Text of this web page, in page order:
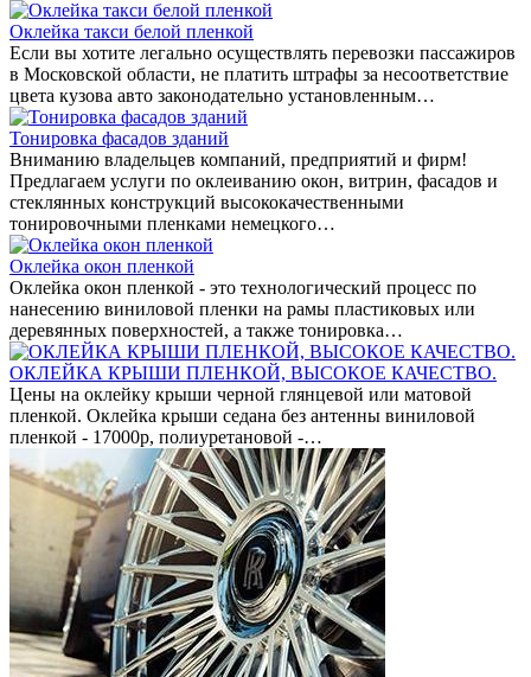
Оклейка такси белой пленкой
Если вы хотите легально осуществлять перевозки пассажиров
в Московской области, не платить штрафы за несоответствие
цвета кузова авто законодательно установленным…
Тонировка фасадов зданий
Вниманию владельцев компаний, предприятий и фирм!
Предлагаем услуги по оклеиванию окон, витрин, фасадов и
стеклянных конструкций высококачественными
тонировочными пленками немецкого…
Оклейка окон пленкой
Оклейка окон пленкой - это технологический процесс по
нанесению виниловой пленки на рамы пластиковых или
деревянных поверхностей, а также тонировка…
ОКЛЕЙКА КРЫШИ ПЛЕНКОЙ, ВЫСОКОЕ КАЧЕСТВО.
Цены на оклейку крыши черной глянцевой или матовой
пленкой. Оклейка крыши седана без антенны виниловой
пленкой - 17000р, полиуретановой -…